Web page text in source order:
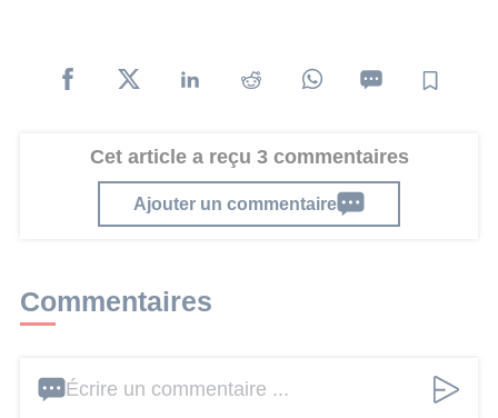
Cet article a reçu 3 commentaires
Ajouter un commentaire
Commentaires
Écrire un commentaire ...